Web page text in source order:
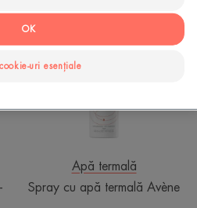
Apă termală
Spray cu apă termală Avène
uri esențiale
OK